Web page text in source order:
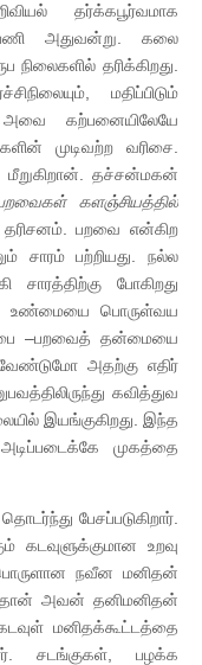
தர்க்கபூர்வமாக
அதுவன்று. கலை
தரிக்கிறது.
மதிப்பிடும்
அவை கற்பனையிலேயே
முடிவற்ற வரிசை.
மீறுகிறான். தச்சன்மகன்
களஞ்சியத்தில்
பறவை என்கிற
சாரம் பற்றியது. நல்ல
சாரத்திற்கு போகிறது
உண்மையை பொருள்வய
–பறவைத் தன்மையை
அதற்கு எதிர்
கவித்துவ
இயங்குகிறது. இந்த
முகத்தை
பேசப்படுகிறார்.
கடவுளுக்குமான உறவு
நவீன மனிதன்
அவன் தனிமனிதன்
மனிதக்கூட்டத்தை
சடங்குகள், பழக்க